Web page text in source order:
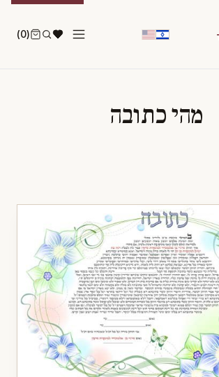
(0)
מהי כתובה